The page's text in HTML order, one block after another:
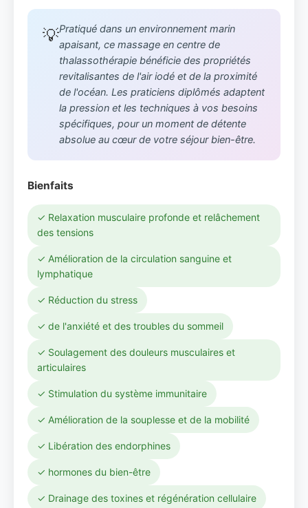
💡Pratiqué dans un environnement marin
apaisant, ce massage en centre de
thalassothérapie bénéficie des propriétés
revitalisantes de l'air iodé et de la proximité
de l'océan. Les praticiens diplômés adaptent
la pression et les techniques à vos besoins
spécifiques, pour un moment de détente
absolue au cœur de votre séjour bien-être.
Bienfaits
✓ Relaxation musculaire profonde et relâchement
des tensions
✓ Amélioration de la circulation sanguine et
lymphatique
✓ Réduction du stress
✓ de l'anxiété et des troubles du sommeil
✓ Soulagement des douleurs musculaires et
articulaires
✓ Stimulation du système immunitaire
✓ Amélioration de la souplesse et de la mobilité
✓ Libération des endorphines
✓ hormones du bien-être
✓ Drainage des toxines et régénération cellulaire